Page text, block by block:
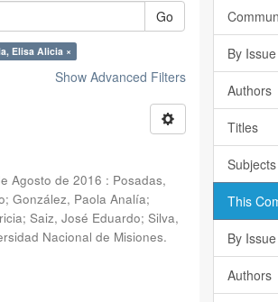
Go
Elisa Alicia ×
Show Advanced Filters
Agosto de 2016 : Posadas,
González, Paola Analía;
Saiz, José Eduardo; Silva,
Nacional de Misiones.
By
Authors
Titles
Subjects
This
By
Authors